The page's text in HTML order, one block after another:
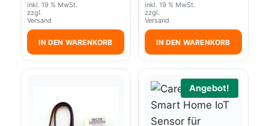
inkl. 19 % MwSt.
zzgl.
Versand
IN DEN WARENKORB
inkl. 19 % MwSt.
zzgl.
Versand
IN DEN WARENKORB
Angebot!